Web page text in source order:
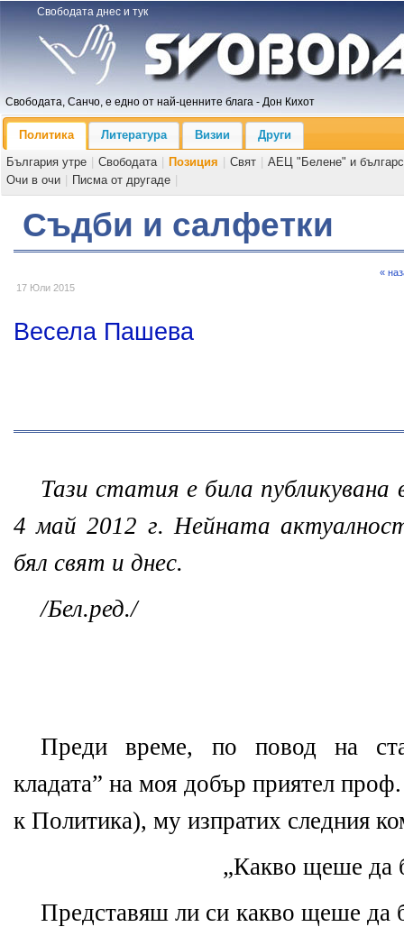
Свободата днес и тук
Свободата, Санчо, е едно от най-ценните блага - Дон Кихот
Политика Литература Визии
Други
България утре
Свободата Позиция Свят
АЕЦ "Белене" и
Очи в очи
Писма от другаде
Съдби и салфетки
17 Юли 2015
«
Весела Пашева
Тази статия е била
4 май 2012 г. Нейната
бял свят и днес.
/Бел.ред./
Преди време, по повод на
кладата” на моя добър приятел
к Политика), му изпратих следния
„Какво щеше да
Представяш ли си какво щеше да